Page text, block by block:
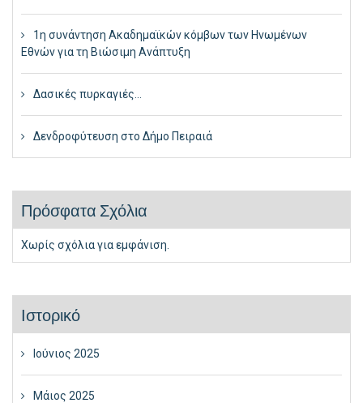
1η συνάντηση Ακαδημαϊκών κόμβων των Ηνωμένων
Εθνών για τη Βιώσιμη Ανάπτυξη
Δασικές πυρκαγιές…
Δενδροφύτευση στο Δήμο Πειραιά
Πρόσφατα Σχόλια
Χωρίς σχόλια για εμφάνιση.
Ιστορικό
Ιούνιος 2025
Μάιος 2025